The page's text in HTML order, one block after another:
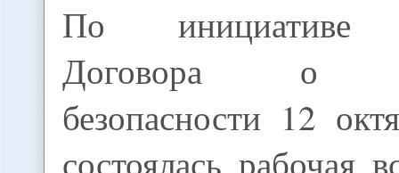
По инициативе
Договора о
безопасности 12
состоялась рабочая